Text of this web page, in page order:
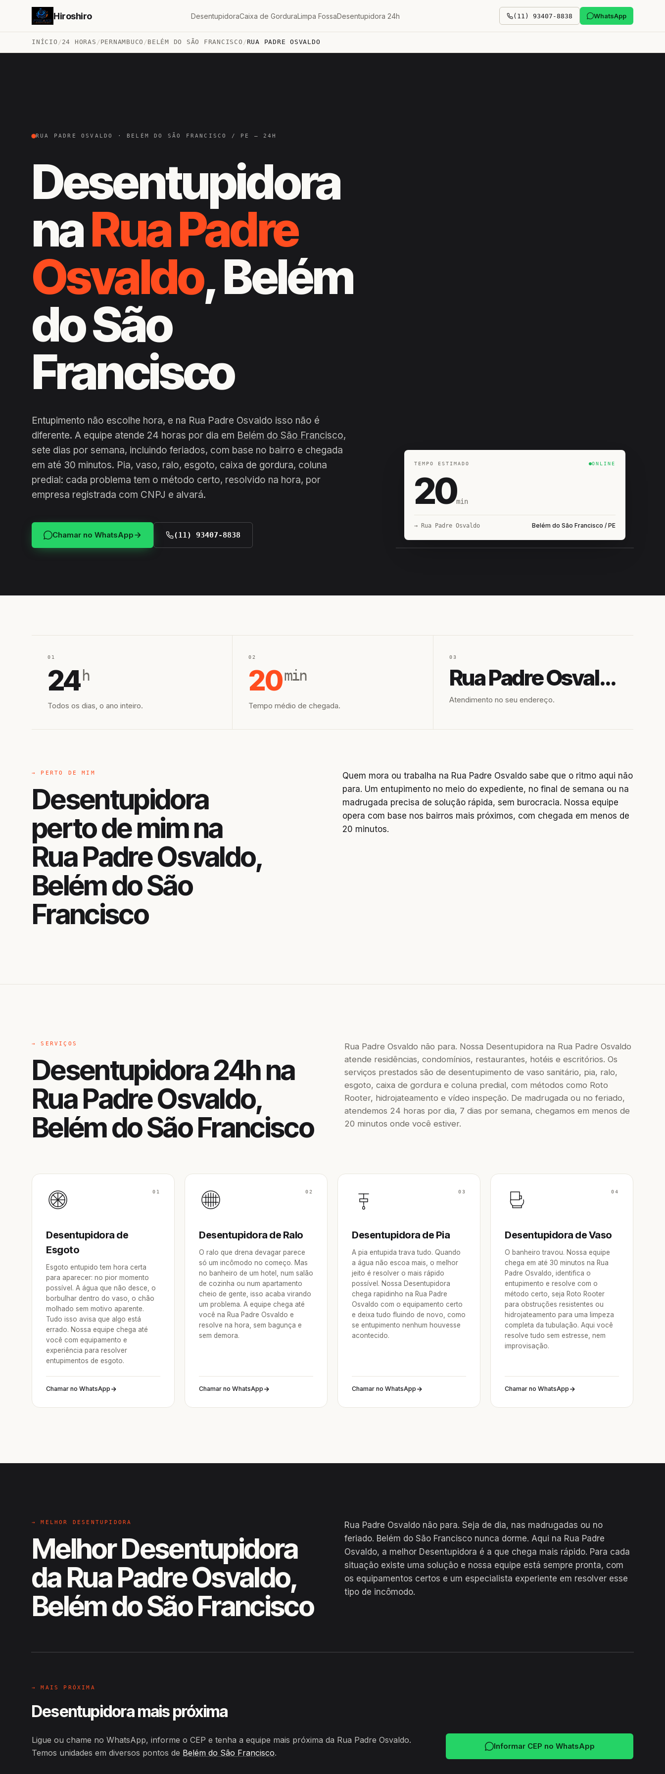
Hiroshiro DesentupidoraCaixa de GorduraLimpa FossaDesentupidora 24h (11) 93407-8838 WhatsApp
INÍCIO /24 HORAS /PERNAMBUCO /BELÉM DO SÃO FRANCISCO /RUA PADRE OSVALDO
RUA PADRE OSVALDO · BELÉM DO SÃO FRANCISCO / PE — 24H
Desentupidora
naRua Padre
Osvaldo, Belém
do São
Francisco
Entupimento não escolhe hora, e na Rua Padre Osvaldo isso não é
diferente. A equipe atende 24 horas por dia em Belém do São Francisco,
sete dias por semana, incluindo feriados, com base no bairro e chegada
em até 30 minutos. Pia, vaso, ralo, esgoto, caixa de gordura, coluna
predial: cada problema tem o método certo, resolvido na hora, por
empresa registrada com CNPJ e alvará.
Chamar no WhatsApp (11) 93407-8838
TEMPO ESTIMADO ONLINE
20min
→ Rua Padre Osvaldo Belém do São Francisco / PE
01
24 h
Todos os dias, o ano inteiro.
02
20min
Tempo médio de chegada.
03
Rua Padre Osvaldo
Atendimento no seu endereço.
→ PERTO DE MIM
Desentupidora
perto de mim na
Rua Padre Osvaldo,
Belém do São
Francisco
Quem mora ou trabalha na Rua Padre Osvaldo sabe que o ritmo aqui não
para. Um entupimento no meio do expediente, no final de semana ou na
madrugada precisa de solução rápida, sem burocracia. Nossa equipe
opera com base nos bairros mais próximos, com chegada em menos de
20 minutos.
→ SERVIÇOS
Desentupidora 24h na
Rua Padre Osvaldo,
Belém do São Francisco
Rua Padre Osvaldo não para. Nossa Desentupidora na Rua Padre Osvaldo
atende residências, condomínios, restaurantes, hotéis e escritórios. Os
serviços prestados são de desentupimento de vaso sanitário, pia, ralo,
esgoto, caixa de gordura e coluna predial, com métodos como Roto
Rooter, hidrojateamento e vídeo inspeção. De madrugada ou no feriado,
atendemos 24 horas por dia, 7 dias por semana, chegamos em menos de
20 minutos onde você estiver.
01
Desentupidora de
Esgoto
Esgoto entupido tem hora certa
para aparecer: no pior momento
possível. A água que não desce, o
borbulhar dentro do vaso, o chão
molhado sem motivo aparente.
Tudo isso avisa que algo está
errado. Nossa equipe chega até
você com equipamento e
experiência para resolver
entupimentos de esgoto.
Chamar no WhatsApp
02
Desentupidora de Ralo
O ralo que drena devagar parece
só um incômodo no começo. Mas
no banheiro de um hotel, num salão
de cozinha ou num apartamento
cheio de gente, isso acaba virando
um problema. A equipe chega até
você na Rua Padre Osvaldo e
resolve na hora, sem bagunça e
sem demora.
Chamar no WhatsApp
03
Desentupidora de Pia
A pia entupida trava tudo. Quando
a água não escoa mais, o melhor
jeito é resolver o mais rápido
possível. Nossa Desentupidora
chega rapidinho na Rua Padre
Osvaldo com o equipamento certo
e deixa tudo fluindo de novo, como
se entupimento nenhum houvesse
acontecido.
Chamar no WhatsApp
04
Desentupidora de Vaso
O banheiro travou. Nossa equipe
chega em até 30 minutos na Rua
Padre Osvaldo, identifica o
entupimento e resolve com o
método certo, seja Roto Rooter
para obstruções resistentes ou
hidrojateamento para uma limpeza
completa da tubulação. Aqui você
resolve tudo sem estresse, nem
improvisação.
Chamar no WhatsApp
→ MELHOR DESENTUPIDORA
Melhor Desentupidora
da Rua Padre Osvaldo,
Belém do São Francisco
Rua Padre Osvaldo não para. Seja de dia, nas madrugadas ou no
feriado. Belém do São Francisco nunca dorme. Aqui na Rua Padre
Osvaldo, a melhor Desentupidora é a que chega mais rápido. Para cada
situação existe uma solução e nossa equipe está sempre pronta, com
os equipamentos certos e um especialista experiente em resolver esse
tipo de incômodo.
EM CAMPO
→ MAIS PRÓXIMA
Desentupidora mais próxima
Ligue ou chame no WhatsApp, informe o CEP e tenha a equipe mais próxima da Rua Padre Osvaldo.
Temos unidades em diversos pontos de Belém do São Francisco.
Informar CEP no WhatsApp